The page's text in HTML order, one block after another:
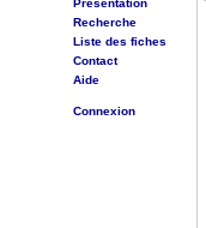
Présentation
Recherche
Liste des fiches
Contact
Aide
Connexion